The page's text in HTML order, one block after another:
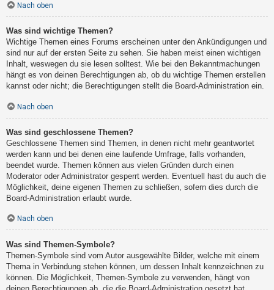
Nach oben
Was sind wichtige Themen?
Wichtige Themen eines Forums erscheinen unter den Ankündigungen und
sind nur auf der ersten Seite zu sehen. Sie haben meist einen wichtigen
Inhalt, weswegen du sie lesen solltest. Wie bei den Bekanntmachungen
hängt es von deinen Berechtigungen ab, ob du wichtige Themen erstellen
kannst oder nicht; die Berechtigungen stellt die Board-Administration ein.
Nach oben
Was sind geschlossene Themen?
Geschlossene Themen sind Themen, in denen nicht mehr geantwortet
werden kann und bei denen eine laufende Umfrage, falls vorhanden,
beendet wurde. Themen können aus vielen Gründen durch einen
Moderator oder Administrator gesperrt werden. Eventuell hast du auch die
Möglichkeit, deine eigenen Themen zu schließen, sofern dies durch die
Board-Administration erlaubt wurde.
Nach oben
Was sind Themen-Symbole?
Themen-Symbole sind vom Autor ausgewählte Bilder, welche mit einem
Thema in Verbindung stehen können, um dessen Inhalt kennzeichnen zu
können. Die Möglichkeit, Themen-Symbole zu verwenden, hängt von